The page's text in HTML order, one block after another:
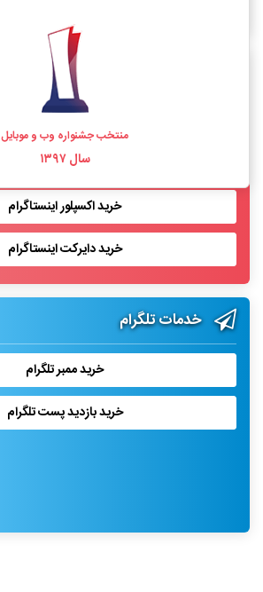
منتخب جشنواره وب و موبایل
سال ۱۳۹۷
خرید بازدید پست اینستاگرام
خرید اکسپلور اینستاگرام
خرید دایرکت اینستاگرام
خدمات تلگرام
خرید ممبر تلگرام
خرید بازدید پست تلگرام